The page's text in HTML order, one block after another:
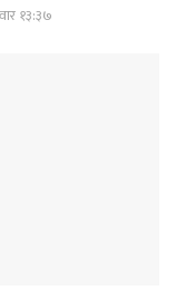
१३:३७